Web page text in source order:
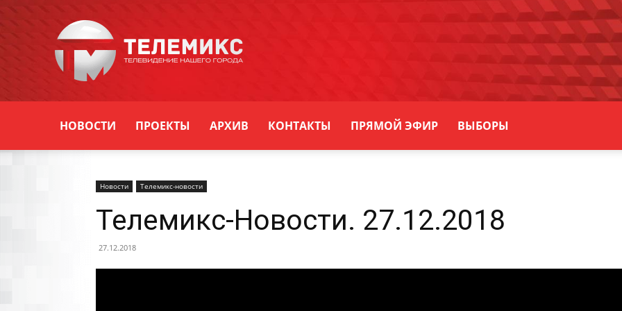
Уссурийска
НОВОСТИ ПРОЕКТЫ АРХИВ КОНТАКТЫ ПРЯМОЙ ЭФИР ВЫБОРЫ
Новости Телемикс-новости
Телемикс-Новости. 27.12.2018
27.12.2018